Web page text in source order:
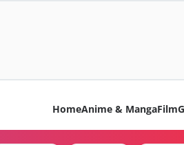
HomeAnime & MangaFilm